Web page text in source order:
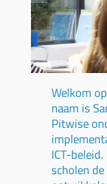
Welkom
naam is
Pitwise
ICT-
scholen